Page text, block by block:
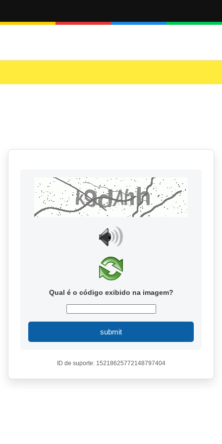
Qual é o código exibido na imagem?
submit
ID de suporte: 15218625772148797404